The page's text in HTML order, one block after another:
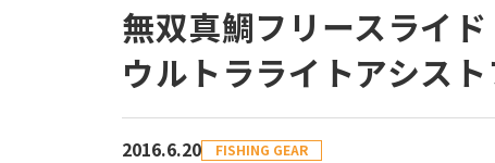
無双真鯛フリースライ
ウルトラライトアシス
2016.6.20 FISHING GEAR